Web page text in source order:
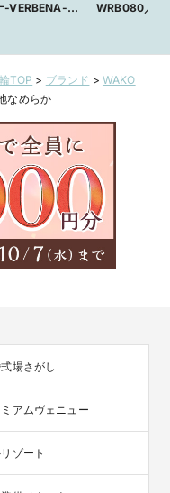
-VERBENA-
WRB080／
TOP > ブランド > WAKO
なめらか
場さがし
アムヴェニュー
ゾート